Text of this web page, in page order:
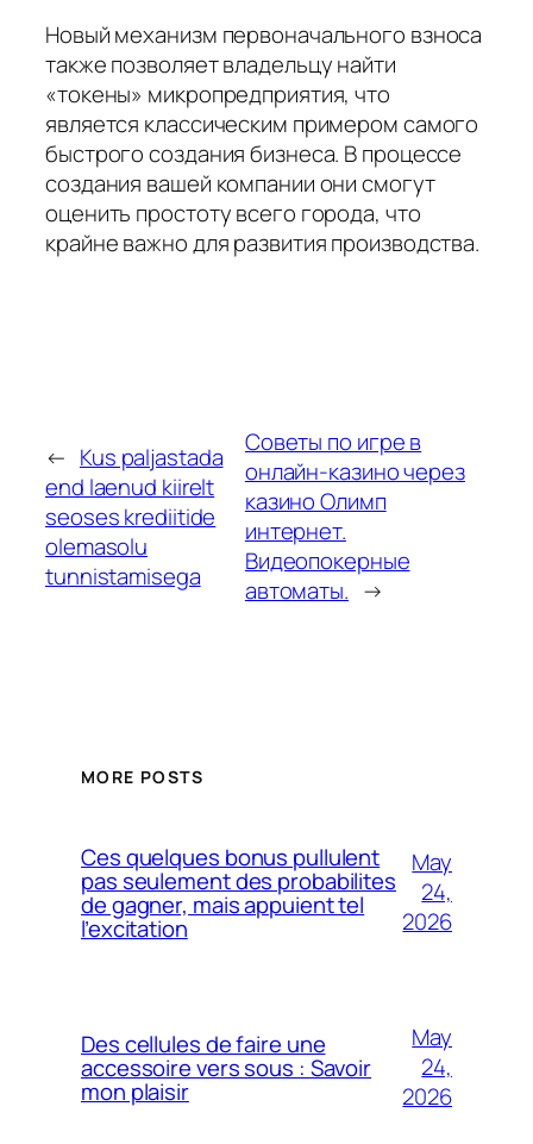
Новый механизм первоначального взноса
также позволяет владельцу найти
«токены» микропредприятия, что
является классическим примером самого
быстрого создания бизнеса. В процессе
создания вашей компании они смогут
оценить простоту всего города, что
крайне важно для развития производства.
← Kus paljastada
end laenud kiirelt
seoses krediitide
olemasolu
tunnistamisega
Советы по игре в
онлайн-казино через
казино Олимп
интернет.
Видеопокерные
автоматы. →
MORE POSTS
Ces quelques bonus pullulent
pas seulement des probabilites
de gagner, mais appuient tel
l’excitation
May
24,
2026
Des cellules de faire une
accessoire vers sous : Savoir
mon plaisir
May
24,
2026